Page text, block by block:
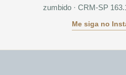
zumbido · CRM-SP
Me siga no